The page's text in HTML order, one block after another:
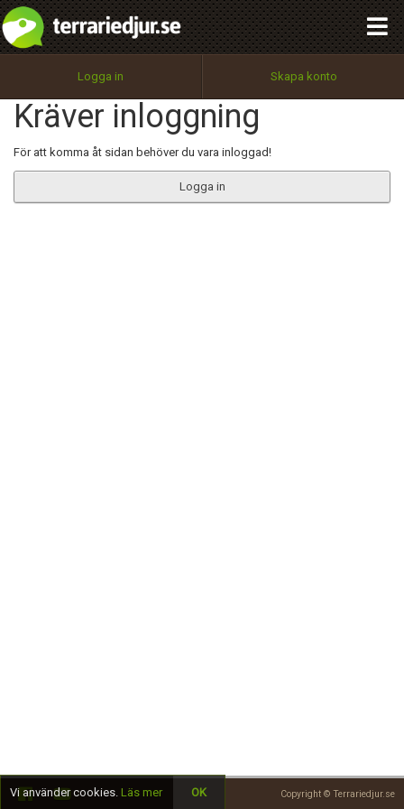
Logga in Skapa konto
Kräver inloggning
För att komma åt sidan behöver du vara inloggad!
Logga in
Copyright © Terrariedjur.se
Utför
100%
OK
integritetspolicy
Namn:
Epost:
Begär nytt lösenord
Tillbaka till förstasidan
Vi använder cookies. Läs mer OK